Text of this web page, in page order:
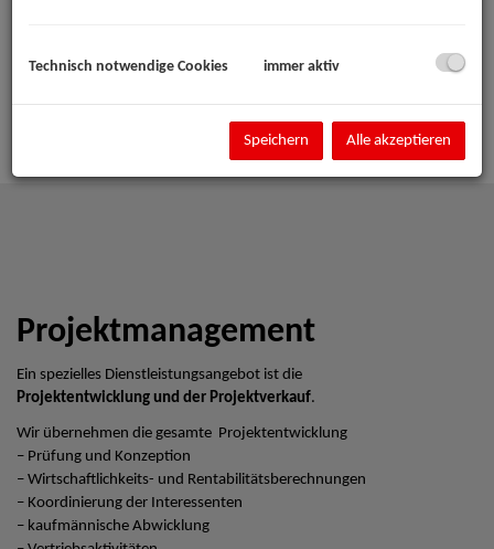
Projektmanagement
Ein spezielles Dienstleistungsangebot ist die
Projektentwicklung und der Projektverkauf.
Wir übernehmen die gesamte Projektentwicklung
– Prüfung und Konzeption
– Wirtschaftlichkeits- und Rentabilitätsberechnungen
– Koordinierung der Interessenten
– kaufmännische Abwicklung
Technisch notwendige Cookies immer aktiv
Speichern Alle akzeptieren